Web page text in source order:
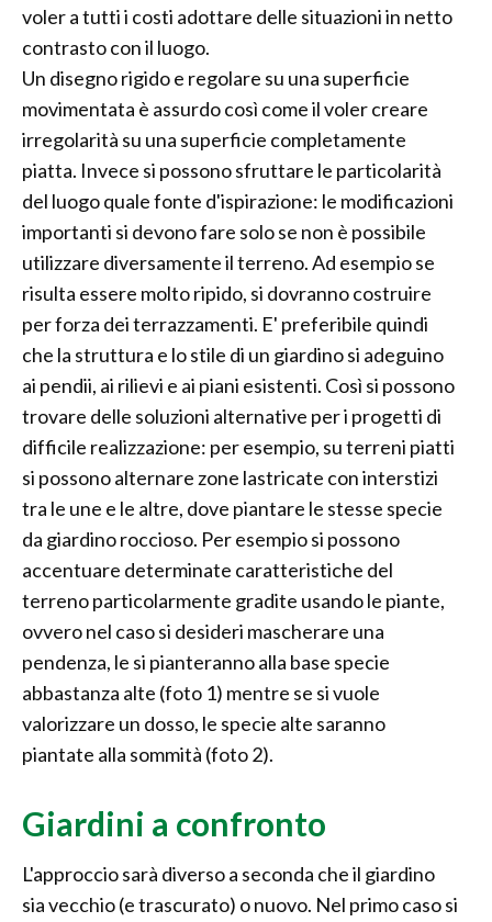
voler a tutti i costi adottare delle situazioni in netto
contrasto con il luogo.
Un disegno rigido e regolare su una superficie
movimentata è assurdo così come il voler creare
irregolarità su una superficie completamente
piatta. Invece si possono sfruttare le particolarità
del luogo quale fonte d'ispirazione: le modificazioni
importanti si devono fare solo se non è possibile
utilizzare diversamente il terreno. Ad esempio se
risulta essere molto ripido, si dovranno costruire
per forza dei terrazzamenti. E' preferibile quindi
che la struttura e lo stile di un giardino si adeguino
ai pendii, ai rilievi e ai piani esistenti. Così si possono
trovare delle soluzioni alternative per i progetti di
difficile realizzazione: per esempio, su terreni piatti
si possono alternare zone lastricate con interstizi
tra le une e le altre, dove piantare le stesse specie
da giardino roccioso. Per esempio si possono
accentuare determinate caratteristiche del
terreno particolarmente gradite usando le piante,
ovvero nel caso si desideri mascherare una
pendenza, le si pianteranno alla base specie
abbastanza alte (foto 1) mentre se si vuole
valorizzare un dosso, le specie alte saranno
piantate alla sommità (foto 2).
Giardini a confronto
L'approccio sarà diverso a seconda che il giardino
sia vecchio (e trascurato) o nuovo. Nel primo caso si